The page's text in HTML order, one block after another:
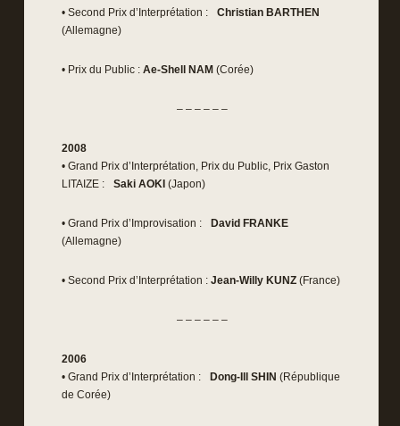
• Second Prix d’Interprétation : Christian BARTHEN
(Allemagne)
• Prix du Public : Ae-Shell NAM (Corée)
– – – – – –
2008
• Grand Prix d’Interprétation, Prix du Public, Prix Gaston
LITAIZE : Saki AOKI (Japon)
• Grand Prix d’Improvisation :
David FRANKE
(Allemagne)
• Second Prix d’Interprétation : Jean-Willy KUNZ (France)
– – – – – –
2006
• Grand Prix d’Interprétation :
Dong-Ill SHIN (République
de Corée)